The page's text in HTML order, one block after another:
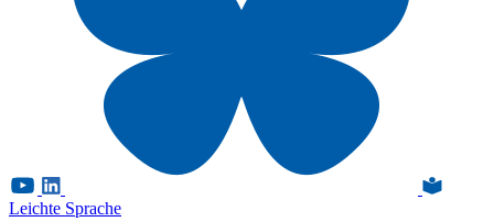
Leichte Sprache